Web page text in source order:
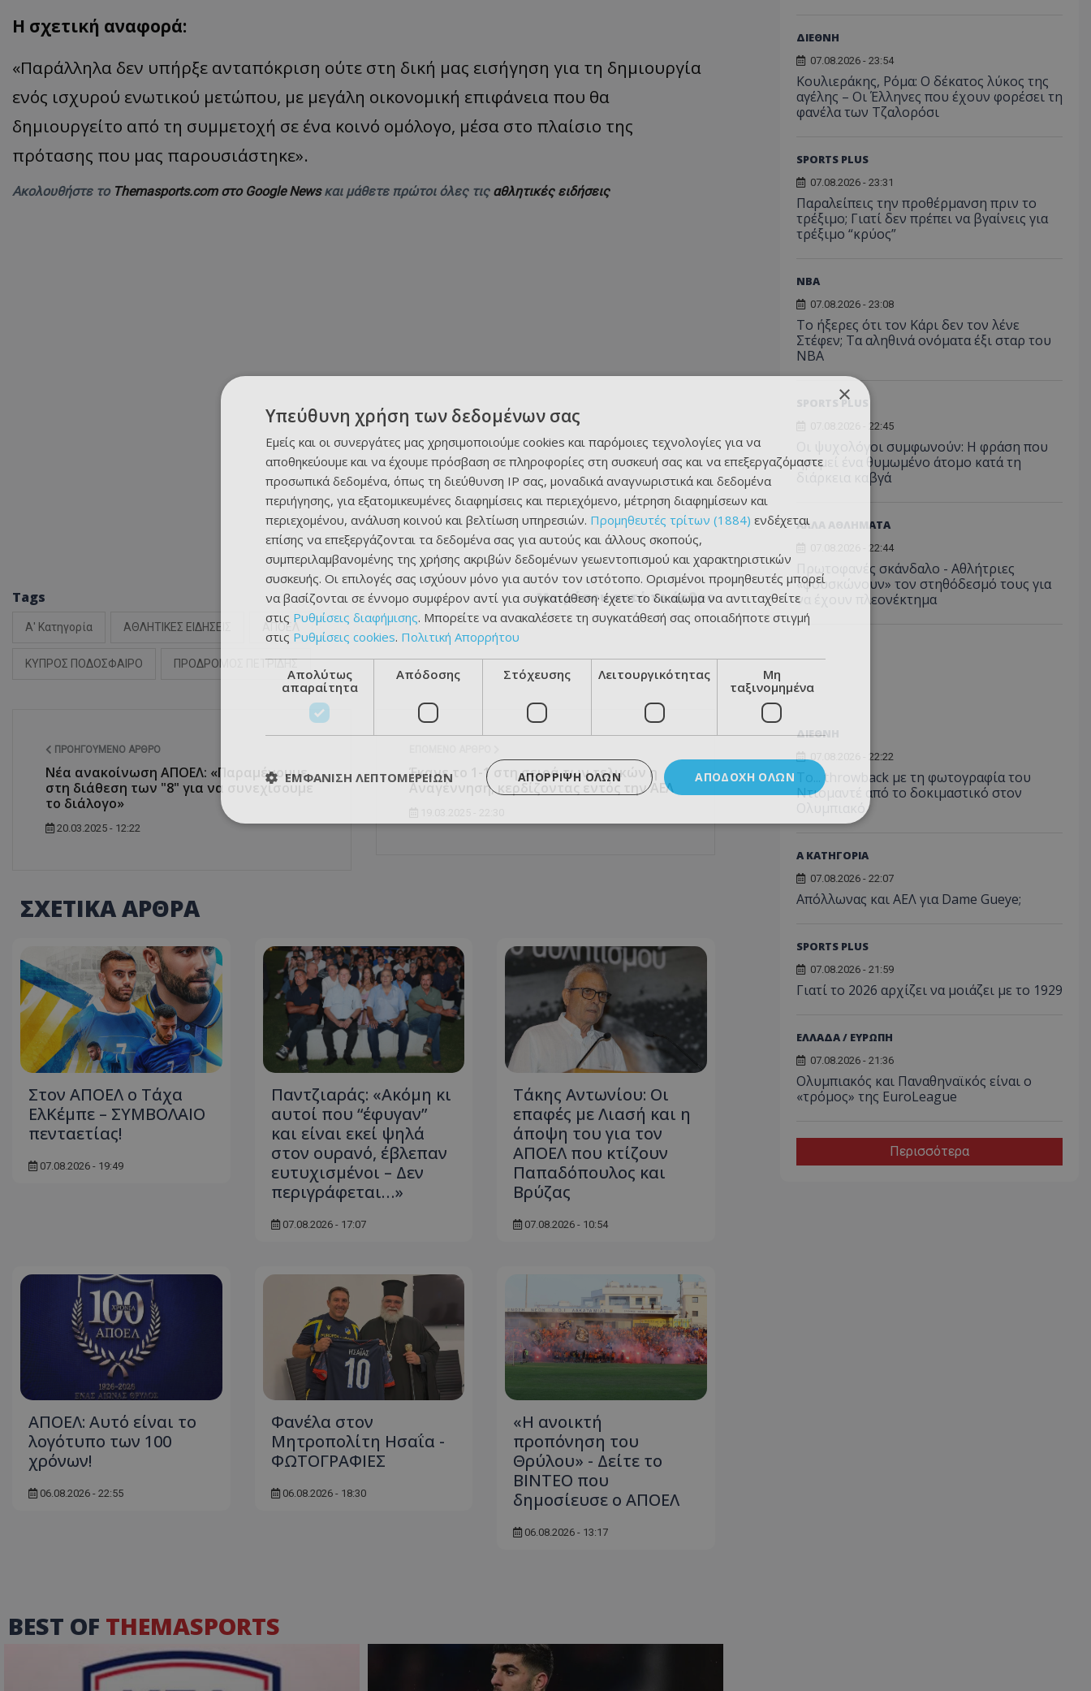
Η σχετική αναφορά:
«Παράλληλα δεν υπήρξε ανταπόκριση ούτε στη δική μας εισήγηση για τη δημιουργία
ενός ισχυρού ενωτικού μετώπου, με μεγάλη οικονομική επιφάνεια που θα
δημιουργείτο από τη συμμετοχή σε ένα κοινό ομόλογο, μέσα στο πλαίσιο της
πρότασης που μας παρουσιάστηκε».
Ακολουθήστε το Themasports.com στο Google Newsκαι μάθετε πρώτοι όλες τις αθλητικές ειδήσεις
Tags
Α' Κατηγορία ΑΘΛΗΤΙΚΕΣ ΕΙΔΗΣΕΙΣ ΑΠΟΕΛ
ΚΥΠΡΟΣ ΠΟΔΟΣΦΑΙΡΟ ΠΡΟΔΡΟΜΟΣ ΠΕΤΡΙΔΗΣ
Μοιράσου αυτό το άρθρο
ΠΡΟΗΓΟΎΜΕΝΟ ΆΡΘΡΟ
Νέα ανακοίνωση ΑΠΟΕΛ: «Παραμένουμε
στη διάθεση των "8" για να συνεχίσουμε
το διάλογο»
20.03.2025 - 12:22
Έκανε το 1-1 στη σειρά των τελικών η
Αναγέννηση, κερδίζοντας εντός την ΑΕΛ
ΣΧΕΤΙΚΑ ΑΡΘΡΑ
Στον ΑΠΟΕΛ ο Τάχα
ΕλΚέμπε – ΣΥΜΒΟΛΑΙΟ
πενταετίας!
07.08.2026 - 19:49
Παντζιαράς: «Ακόμη κι
αυτοί που “έφυγαν”
και είναι εκεί ψηλά
στον ουρανό, έβλεπαν
ευτυχισμένοι – Δεν
περιγράφεται…»
07.08.2026 - 17:07
Τάκης Αντωνίου: Οι
επαφές με Λιασή και η
άποψη του για τον
ΑΠΟΕΛ που κτίζουν
Παπαδόπουλος και
Βρύζας
07.08.2026 - 10:54
ΑΠΟΕΛ: Αυτό είναι το
λογότυπο των 100
χρόνων!
06.08.2026 - 22:55
Φανέλα στον
Μητροπολίτη Ησαΐα -
ΦΩΤΟΓΡΑΦΙΕΣ
06.08.2026 - 18:30
«Η ανοικτή
προπόνηση του
Θρύλου» - Δείτε το
ΒΙΝΤΕΟ που
δημοσίευσε ο ΑΠΟΕΛ
06.08.2026 - 13:17
BEST OF THEMASPORTS
ΔΙΕΘΝΗ
07.08.2026 - 23:54
Κουλιεράκης, Ρόμα: Ο δέκατος λύκος της
αγέλης – Οι Έλληνες που έχουν φορέσει τη
φανέλα των Τζαλορόσι
SPORTS PLUS
07.08.2026 - 23:31
Παραλείπεις την προθέρμανση πριν το
τρέξιμο; Γιατί δεν πρέπει να βγαίνεις για
τρέξιμο “κρύος”
NBA
07.08.2026 - 23:08
Το ήξερες ότι τον Κάρι δεν τον λένε
Στέφεν; Τα αληθινά ονόματα έξι σταρ του
NBA
SPORTS PLUS
07.08.2026 - 22:45
Οι ψυχολόγοι συμφωνούν: Η φράση που
ηρεμεί ένα θυμωμένο άτομο κατά τη
διάρκεια καβγά
ΑΛΛΑ ΑΘΛΗΜΑΤΑ
07.08.2026 - 22:44
Πρωτοφανές σκάνδαλο - Aθλήτριες
«φουσκώνουν» τον στηθόδεσμό τους για
να έχουν πλεονέκτημα
ΔΙΕΘΝΗ
07.08.2026 - 22:22
Το... throwback με τη φωτογραφία του
Ντιομαντέ από το δοκιμαστικό στον
Α ΚΑΤΗΓΟΡΙΑ
07.08.2026 - 22:07
Απόλλωνας και ΑΕΛ για Dame Gueye;
SPORTS PLUS
07.08.2026 - 21:59
Γιατί το 2026 αρχίζει να μοιάζει με το 1929
ΕΛΛΑΔΑ / ΕΥΡΩΠΗ
07.08.2026 - 21:36
Ολυμπιακός και Παναθηναϊκός είναι ο
«τρόμος» της EuroLeague
Περισσότερα
×
Υπεύθυνη χρήση των δεδομένων σας
Εμείς και οι συνεργάτες μας χρησιμοποιούμε cookies και παρόμοιες τεχνολογίες για να
αποθηκεύουμε και να έχουμε πρόσβαση σε πληροφορίες στη συσκευή σας και να επεξεργαζόμαστε
προσωπικά δεδομένα, όπως τη διεύθυνση IP σας, μοναδικά αναγνωριστικά και δεδομένα
περιήγησης, για εξατομικευμένες διαφημίσεις και περιεχόμενο, μέτρηση διαφημίσεων και
περιεχομένου, ανάλυση κοινού και βελτίωση υπηρεσιών. Προμηθευτές τρίτων (1884) ενδέχεται
επίσης να επεξεργάζονται τα δεδομένα σας για αυτούς και άλλους σκοπούς,
συμπεριλαμβανομένης της χρήσης ακριβών δεδομένων γεωεντοπισμού και χαρακτηριστικών
συσκευής. Οι επιλογές σας ισχύουν μόνο για αυτόν τον ιστότοπο. Ορισμένοι προμηθευτές μπορεί
να βασίζονται σε έννομο συμφέρον αντί για συγκατάθεση· έχετε το δικαίωμα να αντιταχθείτε
στις Ρυθμίσεις διαφήμισης. Μπορείτε να ανακαλέσετε τη συγκατάθεσή σας οποιαδήποτε στιγμή
στις Ρυθμίσεις cookies. Πολιτική Απορρήτου
Απολύτως
απαραίτητα
Απόδοσης Στόχευσης Λειτουργικότητας
Μη
ταξινομημένα
ΑΠΟΔΟΧΉ ΌΛΩΝ
ΑΠΌΡΡΙΨΗ ΌΛΩΝ
ΕΜΦΆΝΙΣΗ ΛΕΠΤΟΜΕΡΕΙΏΝ